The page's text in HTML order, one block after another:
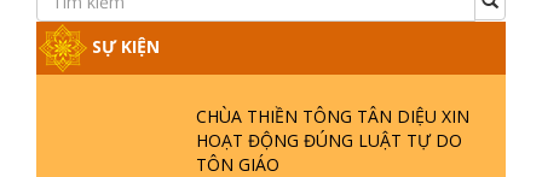
SỰ KIỆN
CHÙA THIỀN TÔNG TÂN DIỆU XIN
HOẠT ĐỘNG ĐÚNG LUẬT TỰ DO
TÔN GIÁO